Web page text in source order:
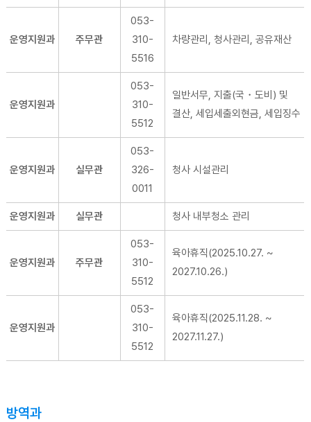
운영지원과 주무관
053-
310-
5516
차량관리, 청사관리, 공유재산
운영지원과
053-
310-
5512
일반서무, 지출(국・도비) 및
결산, 세입세출외현금, 세입징수
운영지원과 실무관
053-
326-
0011
청사 시설관리
운영지원과 실무관 청사 내부청소 관리
운영지원과 주무관
053-
310-
5512
육아휴직(2025.10.27. ~
2027.10.26.)
운영지원과
053-
310-
5512
육아휴직(2025.11.28. ~
2027.11.27.)
방역과